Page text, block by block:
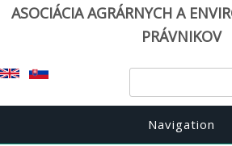
ASOCIÁCIA AGRÁRNYCH A
PRÁVNIKOV
Vyhľadávanie
Navigation